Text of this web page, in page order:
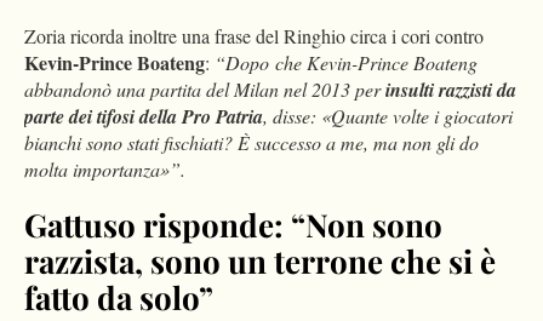
Zoria ricorda inoltre una frase del Ringhio circa i cori contro
Kevin-Prince Boateng: “Dopo che Kevin-Prince Boateng
abbandonò una partita del Milan nel 2013 perinsulti razzisti da
parte dei tifosi della Pro Patria, disse: «Quante volte i giocatori
bianchi sono stati fischiati? È successo a me, ma non gli do
molta importanza»”.
Gattuso risponde: “Non sono
razzista, sono un terrone che si è
fatto da solo”